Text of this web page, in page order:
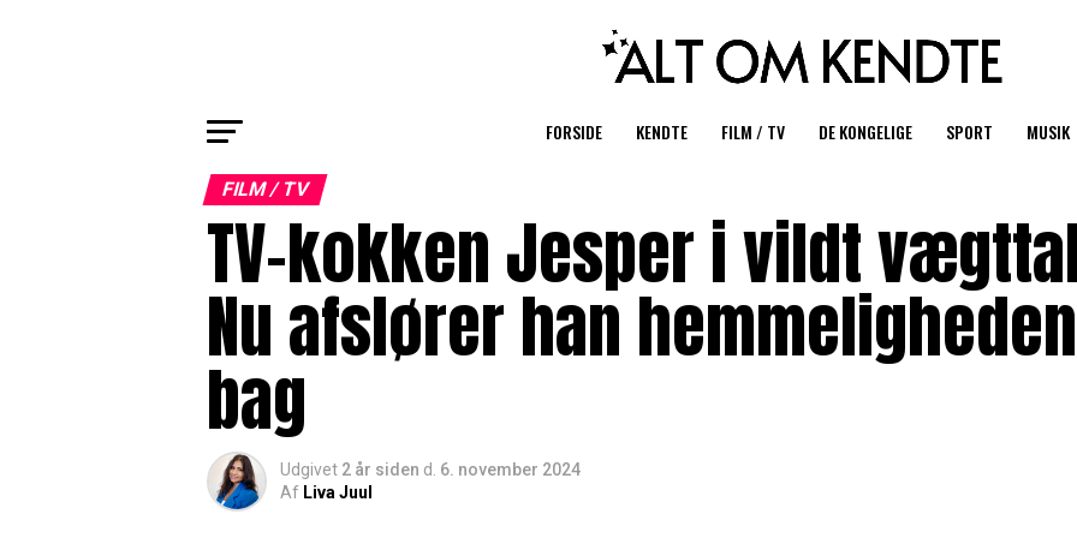
FORSIDE KENDTE FILM / TV DE KONGELIGE SPORT MUSIK
FILM / TV
TV-kokken Jesper i vildt
Nu afslører han hemmeligheden
bag
Udgivet 2 år siden d. 6. november 2024
Af Liva Juul